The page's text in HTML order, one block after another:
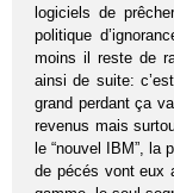
logiciels de
politique
moins il reste de
ainsi de suite:
grand perdant ça
revenus mais
le “nouvel IBM”, la
de pécés vont eux